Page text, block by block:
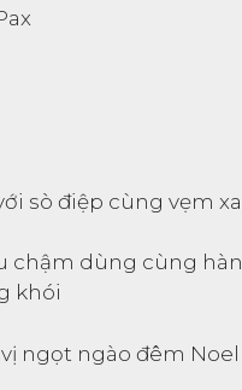
sò điệp cùng vẹm
chậm dùng cùng
khói
ngọt ngào đêm Noel